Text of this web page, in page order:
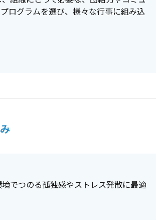
ログラムを選び、様々な行事に組み込
でつのる孤独感やストレス発散に最適